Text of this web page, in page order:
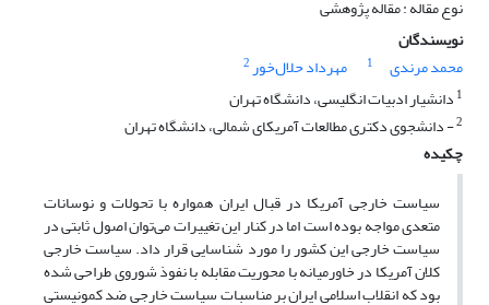
نوع مقاله : مقاله پژوهشی
نویسندگان
محمد مرندی
1 مهرداد حلال‌خور2
1 دانشیار ادبیات انگلیسی، دانشگاه تهران
2- دانشجوی دکتری مطالعات آمریکای شمالی، دانشگاه تهران
چکیده
سیاست خارجی آمریکا در قبال ایران همواره با تحولات و نوسانات
متعدی مواجه بوده است اما در کنار این تغییرات می‌توان اصول ثابتی در
سیاست خارجی این کشور را مورد شناسایی قرار داد. سیاست خارجی
کلان آمریکا در خاورمیانه با محوریت مقابله با نفوذ شوروی طراحی شده
بود که انقلاب اسلامی ایران بر مناسبات سیاست خارجی ضد کمونیستی